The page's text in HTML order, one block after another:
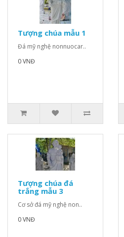
Tượng chúa mẫu 1
Đá mỹ nghệ nonnuocar..
0 VNĐ
Tượng chúa đá
trắng mẫu 3
Cơ sở đá mỹ nghệ non..
0 VNĐ